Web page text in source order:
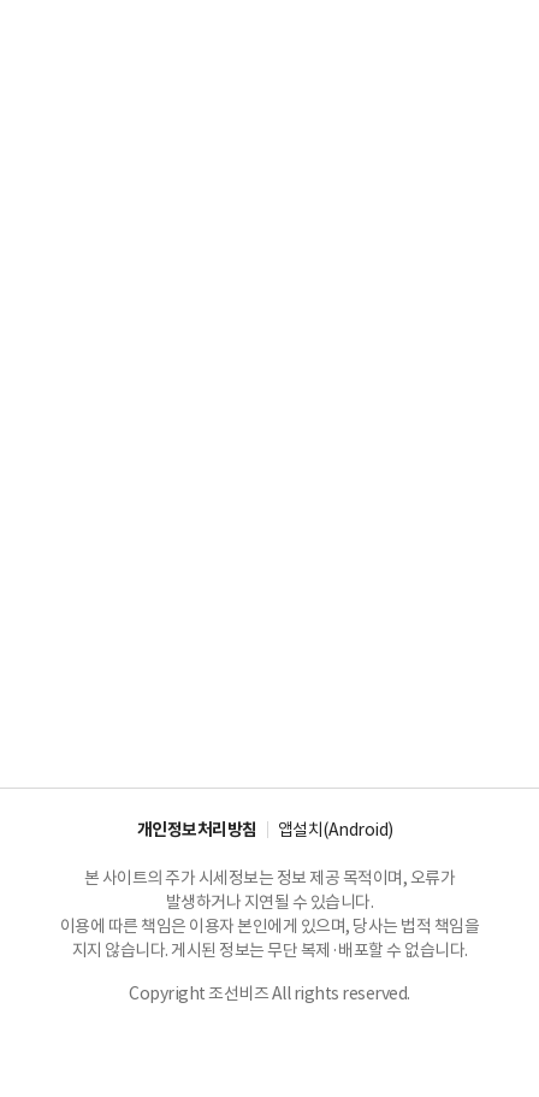
개인정보처리방침 앱설치(Android)
본 사이트의 주가 시세정보는 정보 제공 목적이며, 오류가
발생하거나 지연될 수 있습니다.
이용에 따른 책임은 이용자 본인에게 있으며, 당사는 법적 책임을
지지 않습니다. 게시된 정보는 무단 복제·배포할 수 없습니다.
Copyright 조선비즈 All rights reserved.